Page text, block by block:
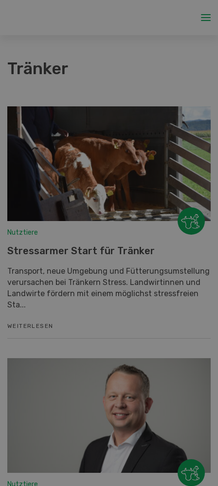
Tränker
Nutztiere
Stressarmer Start für Tränker
Transport, neue Umgebung und Fütterungsumstellung
verursachen bei Tränkern Stress. Landwirtinnen und
Landwirte fördern mit einem möglichst stressfreien
Sta...
WEITERLESEN